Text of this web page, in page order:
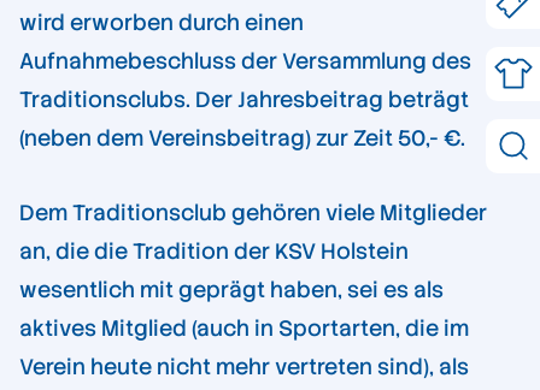
wird erworben durch einen
Aufnahmebeschluss der Versammlung des
Traditionsclubs. Der Jahresbeitrag beträgt
(neben dem Vereinsbeitrag) zur Zeit 50,- €.
Dem Traditionsclub gehören viele Mitglieder
an, die die Tradition der KSV Holstein
wesentlich mit geprägt haben, sei es als
aktives Mitglied (auch in Sportarten, die im
Verein heute nicht mehr vertreten sind), als